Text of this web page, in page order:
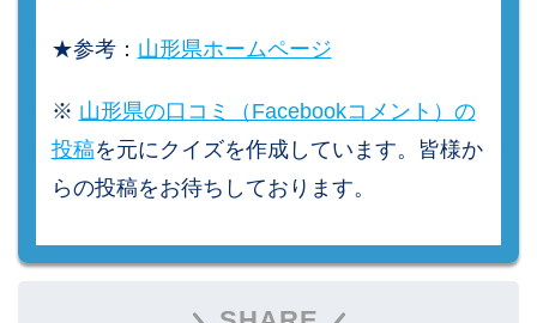
★参考： 山形県ホームページ
※ 山形県の口コミ（Facebookコメント）の
投稿を元にクイズを作成しています。皆様か
らの投稿をお待ちしております。